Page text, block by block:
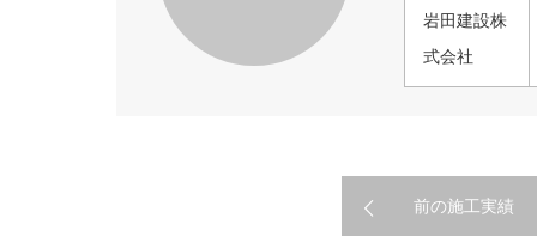
岩田建設株
式会社
前の施工実績